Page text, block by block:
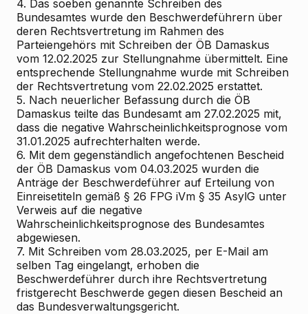
4. Das soeben genannte Schreiben des
Bundesamtes wurde den Beschwerdeführern über
deren Rechtsvertretung im Rahmen des
Parteiengehörs mit Schreiben der ÖB Damaskus
vom 12.02.2025 zur Stellungnahme übermittelt. Eine
entsprechende Stellungnahme wurde mit Schreiben
der Rechtsvertretung vom 22.02.2025 erstattet.
5. Nach neuerlicher Befassung durch die ÖB
Damaskus teilte das Bundesamt am 27.02.2025 mit,
dass die negative Wahrscheinlichkeitsprognose vom
31.01.2025 aufrechterhalten werde.
6. Mit dem gegenständlich angefochtenen Bescheid
der ÖB Damaskus vom 04.03.2025 wurden die
Anträge der Beschwerdeführer auf Erteilung von
Einreisetiteln gemäß § 26 FPG iVm § 35 AsylG unter
Verweis auf die negative
Wahrscheinlichkeitsprognose des Bundesamtes
abgewiesen.
7. Mit Schreiben vom 28.03.2025, per E-Mail am
selben Tag eingelangt, erhoben die
Beschwerdeführer durch ihre Rechtsvertretung
fristgerecht Beschwerde gegen diesen Bescheid an
das Bundesverwaltungsgericht.